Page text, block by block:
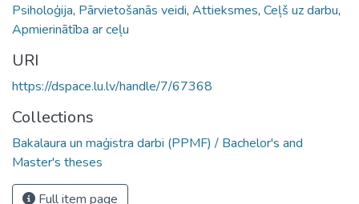
Psiholoģija, Pārvietošanās veidi, Attieksmes, Ceļš uz darbu,
Apmierinātība ar ceļu
URI
https://dspace.lu.lv/handle/7/67368
Collections
Bakalaura un maģistra darbi (PPMF) / Bachelor's and
Master's theses
Full item page